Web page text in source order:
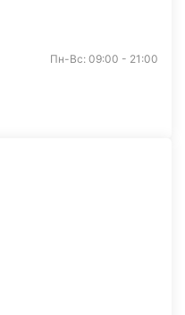
Пн-Вс: 09:00 - 21:00